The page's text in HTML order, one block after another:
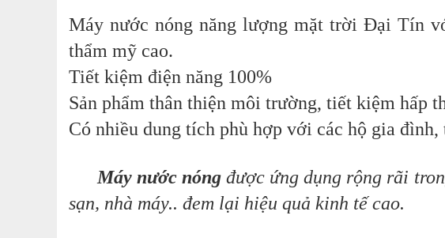
Máy nước nóng năng lượng mặt trời Đại Tín
thẩm mỹ cao.
Tiết kiệm điện năng 100%
Sản phẩm thân thiện môi trường, tiết kiệm hấp
Có nhiều dung tích phù hợp với các hộ gia
Máy nước nóng được ứng dụng rộng rãi
sạn, nhà máy.. đem lại hiệu quả kinh tế cao.